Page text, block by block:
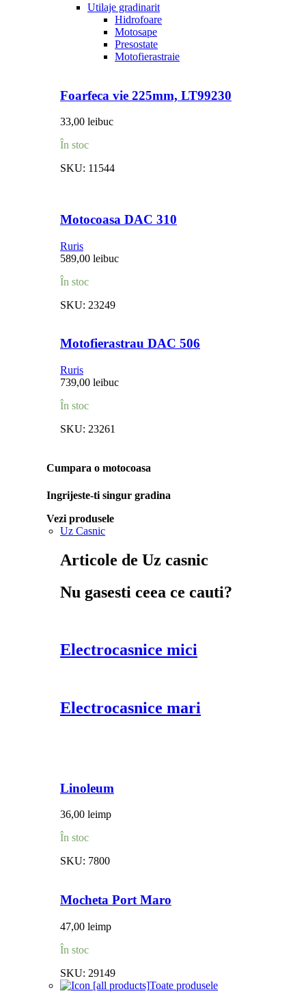
Utilaje gradinarit
Hidrofoare
Motosape
Presostate
Motofierastraie
Foarfeca vie 225mm, LT99230
33,00 leibuc
În stoc
SKU: 11544
Motocoasa DAC 310
Ruris
589,00 leibuc
În stoc
SKU: 23249
Motofierastrau DAC 506
Ruris
739,00 leibuc
În stoc
SKU: 23261
Cumpara o motocoasa
Ingrijeste-ti singur gradina
Vezi produsele
Uz Casnic
Articole de Uz casnic
Nu gasesti ceea ce cauti?
Electrocasnice mici
Electrocasnice mari
Linoleum
36,00 leimp
În stoc
SKU: 7800
Mocheta Port Maro
47,00 leimp
În stoc
SKU: 29149
Toate produsele